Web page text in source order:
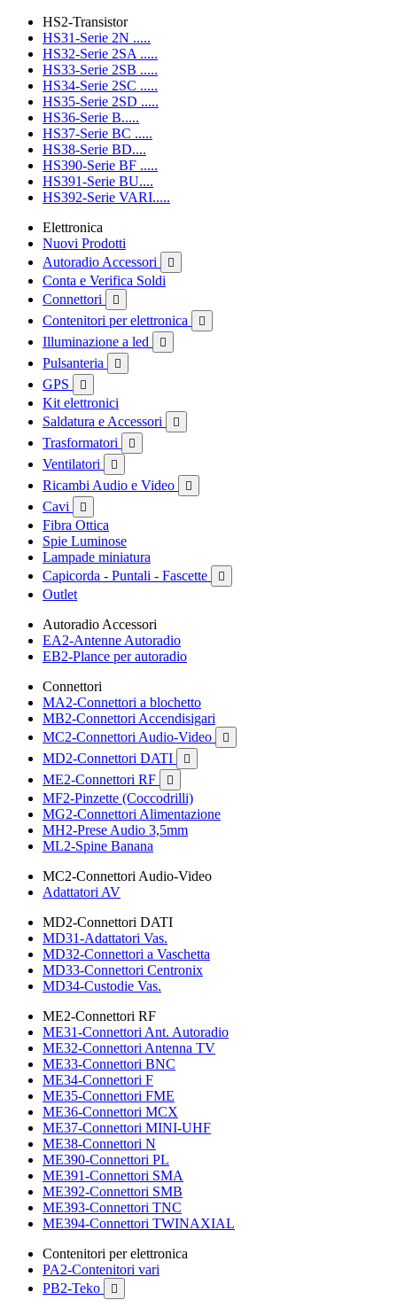
HS2-Transistor
HS31-Serie 2N .....
HS32-Serie 2SA .....
HS33-Serie 2SB .....
HS34-Serie 2SC .....
HS35-Serie 2SD .....
HS36-Serie B.....
HS37-Serie BC .....
HS38-Serie BD....
HS390-Serie BF .....
HS391-Serie BU....
HS392-Serie VARI.....
Elettronica
Nuovi Prodotti
Autoradio Accessori

Conta e Verifica Soldi
Connettori

Contenitori per elettronica 
Illuminazione a led 
Pulsanteria 
GPS 
Kit elettronici
Saldatura e Accessori

Trasformatori 
Ventilatori 
Ricambi Audio e Video 
Cavi 
Fibra Ottica
Spie Luminose
Lampade miniatura
Capicorda - Puntali - Fascette

Outlet
Autoradio Accessori
EA2-Antenne Autoradio
EB2-Plance per autoradio
Connettori
MA2-Connettori a blochetto
MB2-Connettori Accendisigari
MC2-Connettori Audio-Video

MD2-Connettori DATI 
ME2-Connettori RF 
MF2-Pinzette (Coccodrilli)
MG2-Connettori Alimentazione
MH2-Prese Audio 3,5mm
ML2-Spine Banana
MC2-Connettori Audio-Video
Adattatori AV
MD2-Connettori DATI
MD31-Adattatori Vas.
MD32-Connettori a Vaschetta
MD33-Connettori Centronix
MD34-Custodie Vas.
ME2-Connettori RF
ME31-Connettori Ant. Autoradio
ME32-Connettori Antenna TV
ME33-Connettori BNC
ME34-Connettori F
ME35-Connettori FME
ME36-Connettori MCX
ME37-Connettori MINI-UHF
ME38-Connettori N
ME390-Connettori PL
ME391-Connettori SMA
ME392-Connettori SMB
ME393-Connettori TNC
ME394-Connettori TWINAXIAL
Contenitori per elettronica
PA2-Contenitori vari
PB2-Teko
